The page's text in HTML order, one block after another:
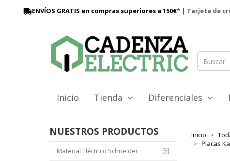
ENVÍOS GRATIS en compras superiores a 150€* | Tarjeta de
Inicio Tienda Diferenciales
Inicio
Placas
NUESTROS PRODUCTOS
Material Eléctrico Schneider